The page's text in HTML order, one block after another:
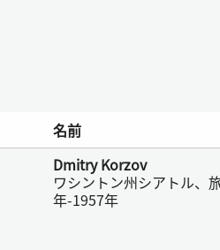
名前
Dmitry Korzov
ワシントン州シアトル、
年-1957年